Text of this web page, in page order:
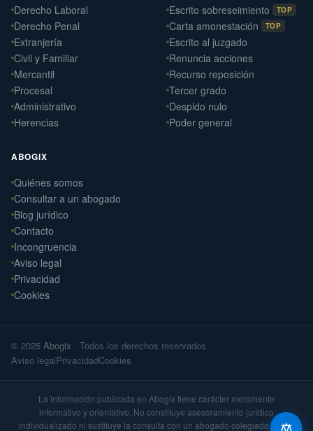
Derecho Laboral
Derecho Penal
Extranjería
Civil y Familiar
Mercantil
Procesal
Administrativo
Herencias
Escrito sobreseimiento TOP
Carta amonestación TOP
Escrito al juzgado
Renuncia acciones
Recurso reposición
Tercer grado
Despido nulo
Poder general
ABOGIX
Quiénes somos
Consultar a un abogado
Blog jurídico
Contacto
Incongruencia
Aviso legal
Privacidad
Cookies
© 2025 Abogix · Todos los derechos reservados
Aviso legalPrivacidadCookies
La información publicada en Abogix tiene carácter meramente
informativo y orientativo. No constituye asesoramiento jurídico
individualizado ni sustituye la consulta con un abogado colegiado. Cada
Daniel Ramos Illanes
Derecho Laboral
📍 Sevilla
Laterna Abogados
📍 Santiago de Compostela
Arteaga Abogados
Derecho Civil